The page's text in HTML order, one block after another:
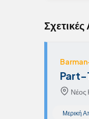
Σχετικές
Part-
Νέος
Μερική